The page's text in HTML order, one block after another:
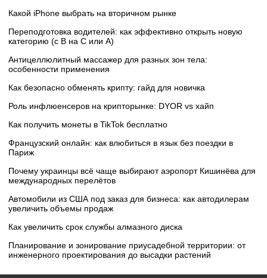
Какой iPhone выбрать на вторичном рынке
Переподготовка водителей: как эффективно открыть новую
категорию (с B на C или А)
Антицеллюлитный массажер для разных зон тела:
особенности применения
Как безопасно обменять крипту: гайд для новичка
Роль инфлюенсеров на крипторынке: DYOR vs хайп
Как получить монеты в TikTok бесплатно
Французский онлайн: как влюбиться в язык без поездки в
Париж
Почему украинцы всё чаще выбирают аэропорт Кишинёва для
международных перелётов
Автомобили из США под заказ для бизнеса: как автодилерам
увеличить объемы продаж
Как увеличить срок службы алмазного диска
Планирование и зонирование приусадебной территории: от
инженерного проектирования до высадки растений